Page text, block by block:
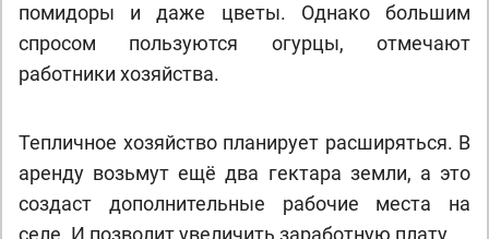
помидоры и даже цветы. Однако большим
спросом пользуются огурцы, отмечают
работники хозяйства.
Тепличное хозяйство планирует расширяться. В
аренду возьмут ещё два гектара земли, а это
создаст дополнительные рабочие места на
селе. И позволит увеличить заработную плату.